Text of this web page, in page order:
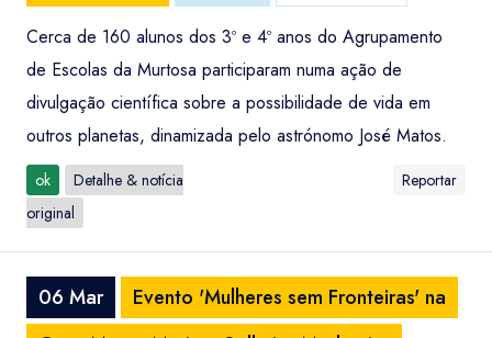
Cerca de 160 alunos dos 3º e 4º anos do Agrupamento
de Escolas da Murtosa participaram numa ação de
divulgação científica sobre a possibilidade de vida em
outros planetas, dinamizada pelo astrónomo José Matos.
ok
Detalhe & notícia
original
Reportar
06 Mar
Evento 'Mulheres sem Fronteiras' na